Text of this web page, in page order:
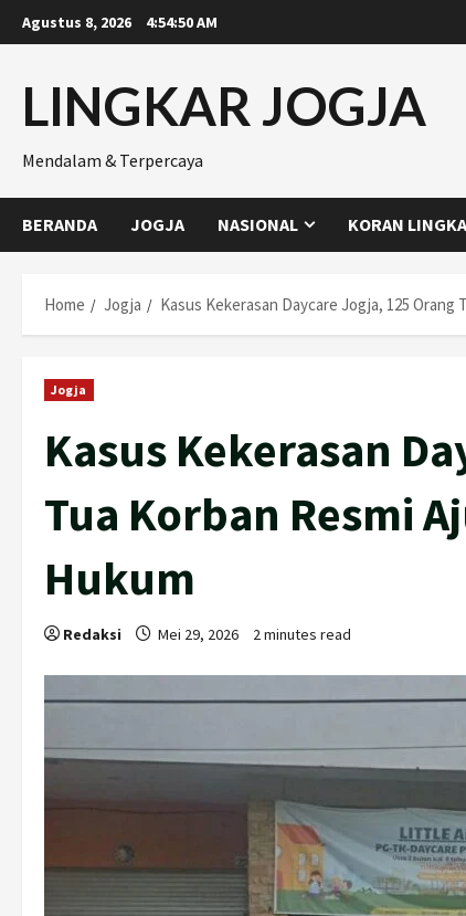
Skip
to
Agustus 8, 2026 4:54:51 AM
LINGKAR JOGJA
Mendalam & Terpercaya
BERANDA JOGJA NASIONAL KORAN
Home Jogja Kasus Kekerasan Daycare Jogja, 125 Orang
Jogja
Kasus Kekerasan
Tua Korban Resmi
Hukum
Redaksi Mei 29, 2026 2 minutes read